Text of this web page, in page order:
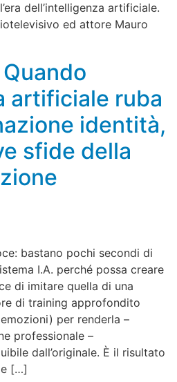
dell’intelligenza artificiale.
ed attore Mauro
artificiale ruba
identità,
sfide della
bastano pochi secondi di
I.A. perché possa creare
di imitare quella di una
di training approfondito
per renderla –
professionale –
dall’originale. È il risultato
[…]